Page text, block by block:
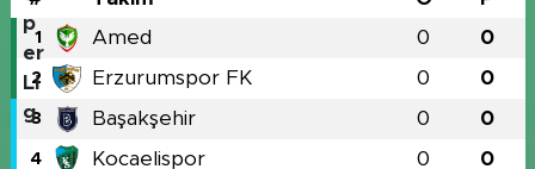
1 Amed 0 0
2 Erzurumspor FK 0 0
3 Başakşehir 0 0
4 Kocaelispor 0 0